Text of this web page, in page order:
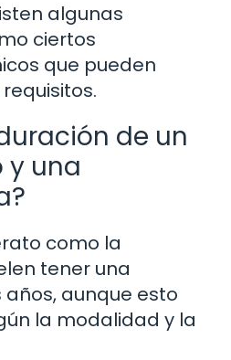
algunas
ciertos
que pueden
de un
y una
como la
tener una
aunque esto
la modalidad y la